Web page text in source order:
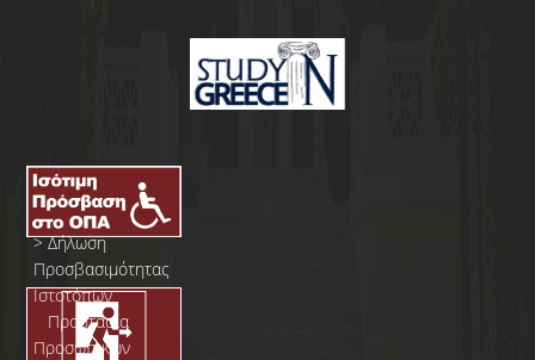
>Δήλωση
Προσβασιμότητας
Ιστοτόπων
Προστασία
Προσωπικών